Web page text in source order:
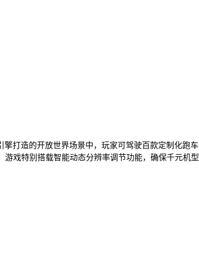
打造的开放世界场景中，玩家可驾驶百款定制化跑
戏特别搭载智能动态分辨率调节功能，确保千元机型